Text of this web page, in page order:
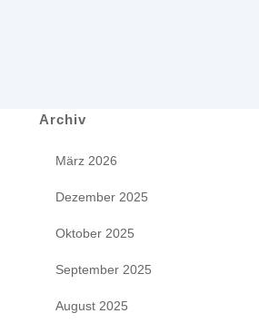
Archiv
März 2026
Dezember 2025
Oktober 2025
September 2025
August 2025